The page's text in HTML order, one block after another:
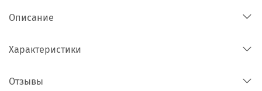
Описание
Характеристики
Отзывы